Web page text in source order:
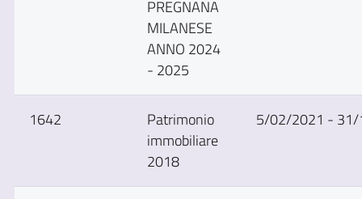
PREGNANA
MILANESE
ANNO 2024
- 2025
1642
Patrimonio
immobiliare
2018
5/02/2021 -